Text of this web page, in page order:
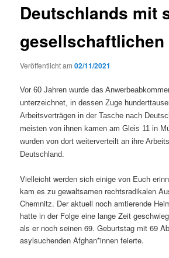
Deutschlands mit
Veröffentlicht am02/11/2021
Vor 60 Jahren wurde das
unterzeichnet, in dessen Zuge
Arbeitsverträgen in der Tasche nach
meisten von ihnen kamen am Gleis 11 in
wurden von dort weiterverteilt an ihre
Deutschland.
Vielleicht werden sich einige von Euch
kam es zu gewaltsamen rechtsradikalen
Chemnitz. Der aktuell noch amtierende
hatte in der Folge eine lange Zeit
als er noch seinen 69. Geburtstag mit 69
asylsuchenden Afghan*innen feierte.